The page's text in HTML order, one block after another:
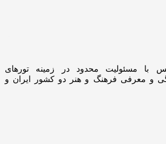
با مسئولیت محدود در زمینه تورهای
و معرفی فرهنگ و هنر دو کشور ایران و